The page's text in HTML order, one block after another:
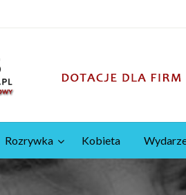
Rozrywka Kobieta